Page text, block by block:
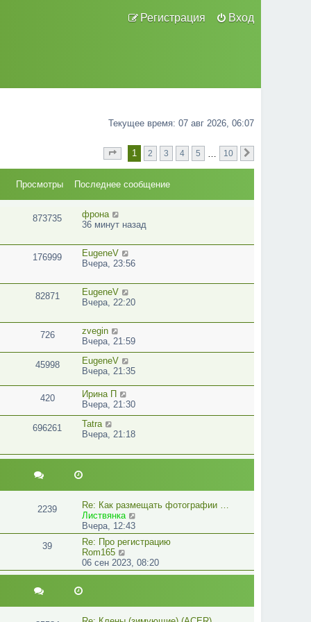
Вход
Регистрация
Текущее время: 07 авг 2026, 06:07
Страница из 10
1 2 3 4 5 10
Просмотры Последнее сообщение
873735
фрона
36 минут назад
176999
EugeneV
Вчера, 23:56
82871
EugeneV
Вчера, 22:20
726
zvegin
Вчера, 21:59
45998
EugeneV
Вчера, 21:35
420
Ирина П
Вчера, 21:30
696261
Tatra
Вчера, 21:18
2239
Re: Как размещать фотографии …
Листвянка
р
е
й
т
и
о
с
Вчера, 12:43
39
Re: Про регистрацию
Rom165
е
р
06 сен 2023, 08:20